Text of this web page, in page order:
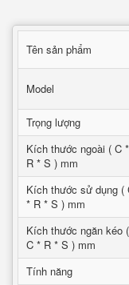
Tên sản phẩm
Model
Trọng lượng
Kích thước ngoài ( C *
R * S ) mm
Kích thước sử dụng (
* R * S ) mm
Kích thước ngăn kéo (
C * R * S ) mm
Tính năng